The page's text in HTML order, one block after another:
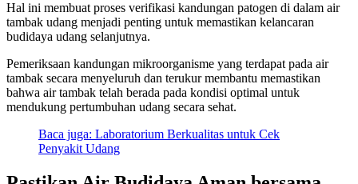
Hal ini membuat proses verifikasi kandungan patogen di dalam air
tambak udang menjadi penting untuk memastikan kelancaran
budidaya udang selanjutnya.
Pemeriksaan kandungan mikroorganisme yang terdapat pada air
tambak secara menyeluruh dan terukur membantu memastikan
bahwa air tambak telah berada pada kondisi optimal untuk
mendukung pertumbuhan udang secara sehat.
Baca juga: Laboratorium Berkualitas untuk Cek
Penyakit Udang